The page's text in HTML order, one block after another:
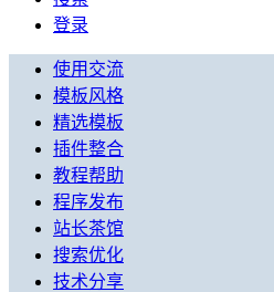
登录
使用交流
模板风格
精选模板
插件整合
教程帮助
程序发布
站长茶馆
搜索优化
技术分享